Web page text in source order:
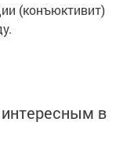
(конъюктивит)
в